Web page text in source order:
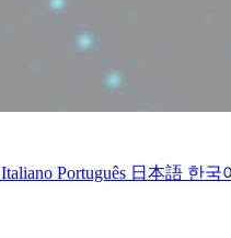
Italiano Português 日本語 한국